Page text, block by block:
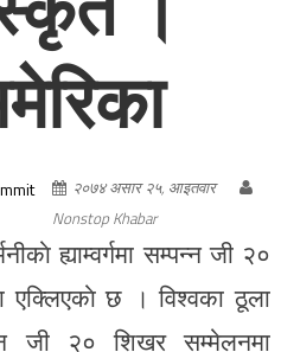
२०७४ असार २५, आइतवार
Nonstop Khabar
ह्याम्वर्गमा सम्पन्न जी २०
छ । विश्वका ठूला
जी २० शिखर सम्मेलनमा